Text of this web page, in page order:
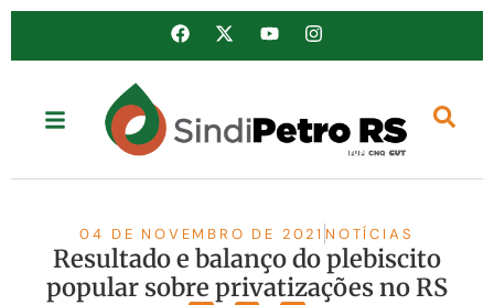
04 DE NOVEMBRO DE 2021 NOTÍCIAS
Resultado e balanço do plebiscito
popular sobre privatizações no RS